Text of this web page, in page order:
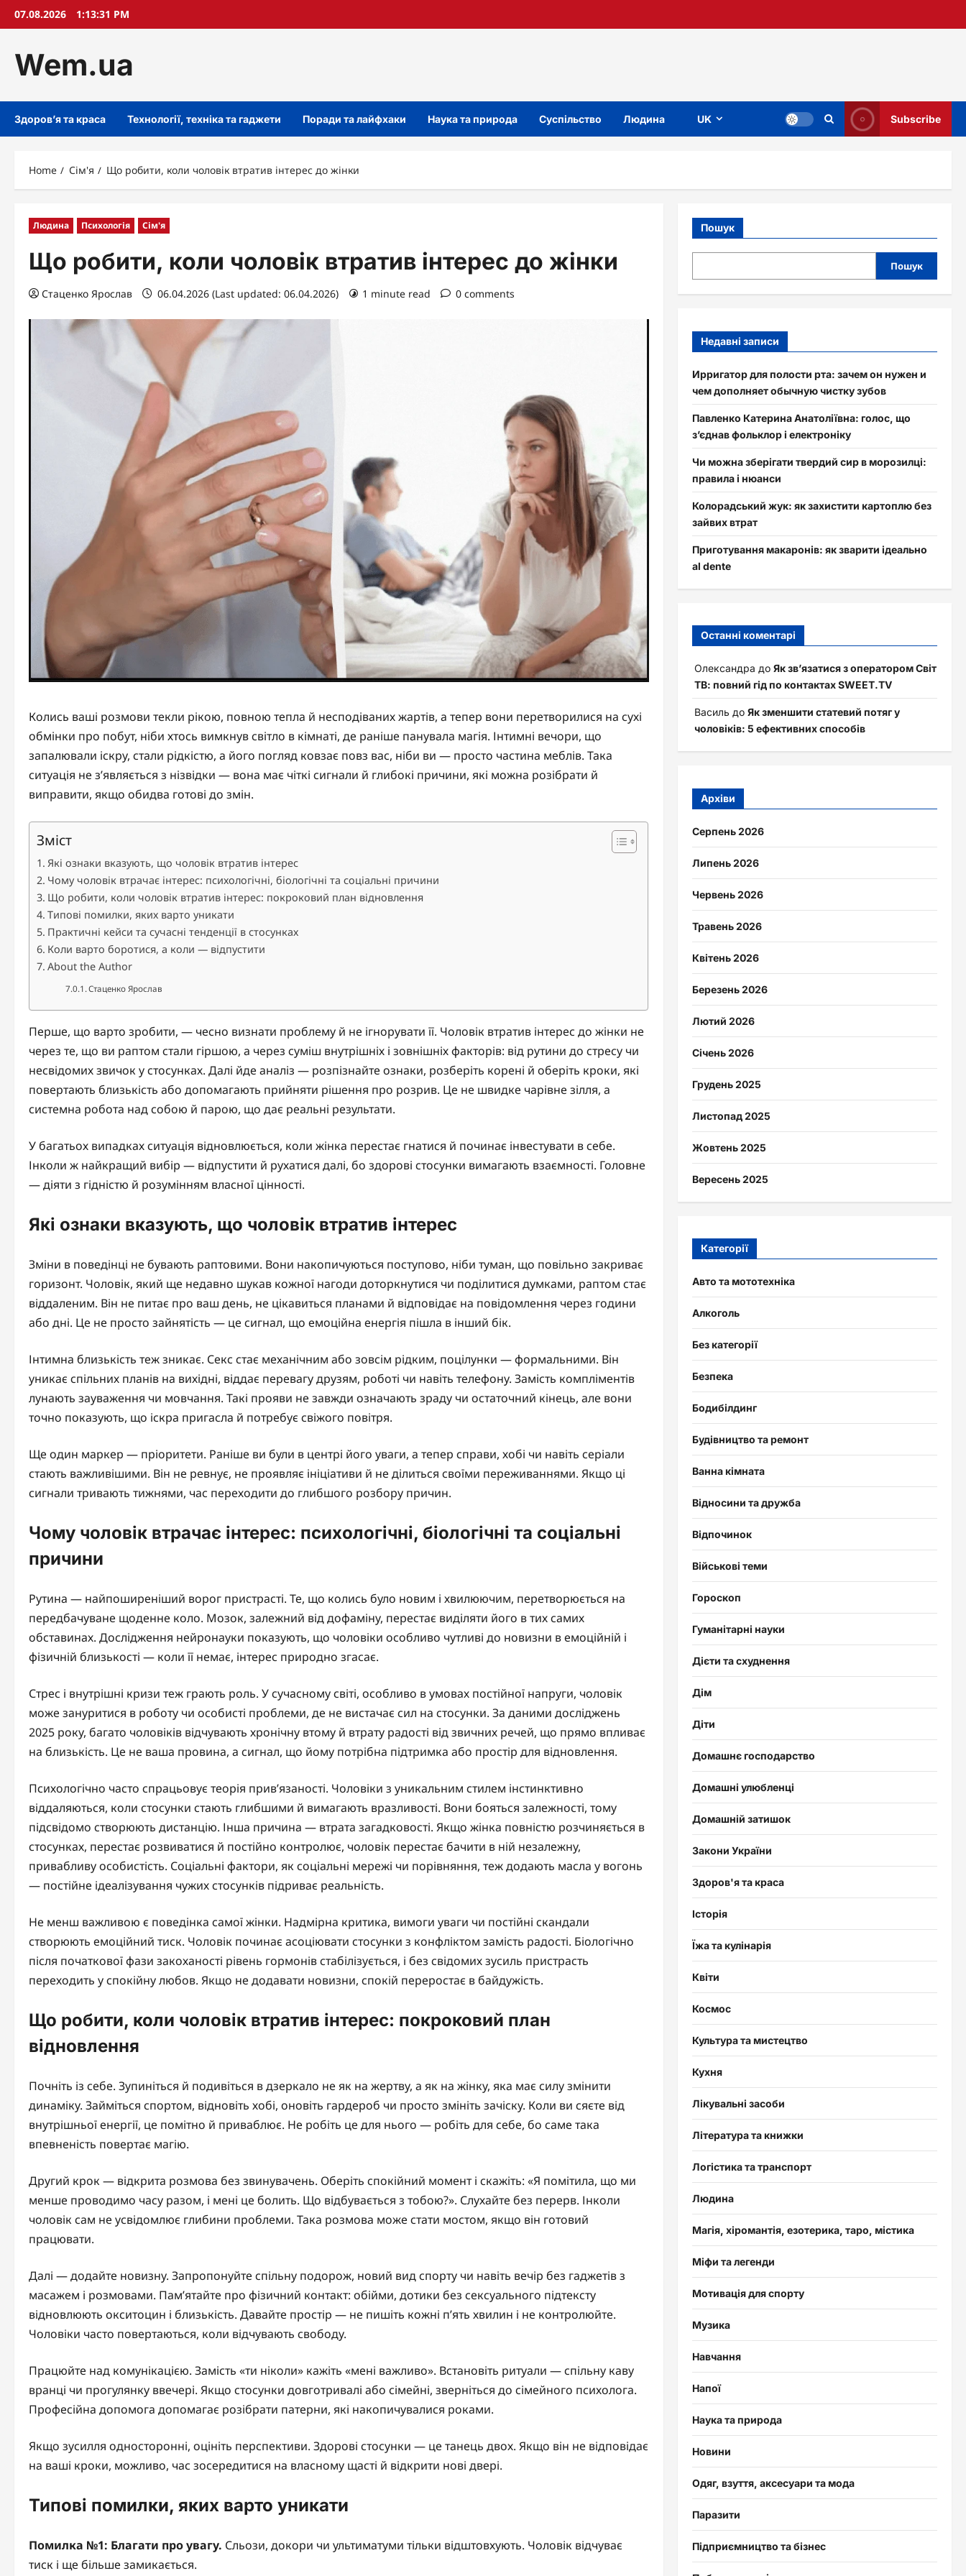
Skip07.08.2026 1:13:33 PM
Wem.ua
Здоров’я та краса Технології, техніка та гаджети Поради та лайфхаки Наука та природа Суспільство Людина UK Subscribe
Home Сім'я Що робити, коли чоловік втратив інтерес до жінки
Людина Психологія Сім'я
Що робити, коли чоловік втратив інтерес до жінки
Стаценко Ярослав 06.04.2026 (Last updated: 06.04.2026) 1 minute read 0 comments
Колись ваші розмови текли рікою, повною тепла й несподіваних жартів, а тепер вони перетворилися на сухі
обмінки про побут, ніби хтось вимкнув світло в кімнаті, де раніше панувала магія. Інтимні вечори, що
запалювали іскру, стали рідкістю, а його погляд ковзає повз вас, ніби ви — просто частина меблів. Така
ситуація не з’являється з нізвідки — вона має чіткі сигнали й глибокі причини, які можна розібрати й
виправити, якщо обидва готові до змін.
Зміст
Які ознаки вказують, що чоловік втратив інтерес
Чому чоловік втрачає інтерес: психологічні, біологічні та соціальні причини
Що робити, коли чоловік втратив інтерес: покроковий план відновлення
Типові помилки, яких варто уникати
Практичні кейси та сучасні тенденції в стосунках
Коли варто боротися, а коли — відпустити
About the Author
Стаценко Ярослав
Перше, що варто зробити, — чесно визнати проблему й не ігнорувати її. Чоловік втратив інтерес до жінки не
через те, що ви раптом стали гіршою, а через суміш внутрішніх і зовнішніх факторів: від рутини до стресу чи
несвідомих звичок у стосунках. Далі йде аналіз — розпізнайте ознаки, розберіть корені й оберіть кроки, які
повертають близькість або допомагають прийняти рішення про розрив. Це не швидке чарівне зілля, а
системна робота над собою й парою, що дає реальні результати.
У багатьох випадках ситуація відновлюється, коли жінка перестає гнатися й починає інвестувати в себе.
Інколи ж найкращий вибір — відпустити й рухатися далі, бо здорові стосунки вимагають взаємності. Головне
— діяти з гідністю й розумінням власної цінності.
Які ознаки вказують, що чоловік втратив інтерес
Зміни в поведінці не бувають раптовими. Вони накопичуються поступово, ніби туман, що повільно закриває
горизонт. Чоловік, який ще недавно шукав кожної нагоди доторкнутися чи поділитися думками, раптом стає
віддаленим. Він не питає про ваш день, не цікавиться планами й відповідає на повідомлення через години
або дні. Це не просто зайнятість — це сигнал, що емоційна енергія пішла в інший бік.
Інтимна близькість теж зникає. Секс стає механічним або зовсім рідким, поцілунки — формальними. Він
уникає спільних планів на вихідні, віддає перевагу друзям, роботі чи навіть телефону. Замість компліментів
лунають зауваження чи мовчання. Такі прояви не завжди означають зраду чи остаточний кінець, але вони
точно показують, що іскра пригасла й потребує свіжого повітря.
Ще один маркер — пріоритети. Раніше ви були в центрі його уваги, а тепер справи, хобі чи навіть серіали
стають важливішими. Він не ревнує, не проявляє ініціативи й не ділиться своїми переживаннями. Якщо ці
сигнали тривають тижнями, час переходити до глибшого розбору причин.
Чому чоловік втрачає інтерес: психологічні, біологічні та соціальні
причини
Рутина — найпоширеніший ворог пристрасті. Те, що колись було новим і хвилюючим, перетворюється на
передбачуване щоденне коло. Мозок, залежний від дофаміну, перестає виділяти його в тих самих
обставинах. Дослідження нейронауки показують, що чоловіки особливо чутливі до новизни в емоційній і
фізичній близькості — коли її немає, інтерес природно згасає.
Стрес і внутрішні кризи теж грають роль. У сучасному світі, особливо в умовах постійної напруги, чоловік
може зануритися в роботу чи особисті проблеми, де не вистачає сил на стосунки. За даними досліджень
2025 року, багато чоловіків відчувають хронічну втому й втрату радості від звичних речей, що прямо впливає
на близькість. Це не ваша провина, а сигнал, що йому потрібна підтримка або простір для відновлення.
Психологічно часто спрацьовує теорія прив’язаності. Чоловіки з уникальним стилем інстинктивно
віддаляються, коли стосунки стають глибшими й вимагають вразливості. Вони бояться залежності, тому
підсвідомо створюють дистанцію. Інша причина — втрата загадковості. Якщо жінка повністю розчиняється в
стосунках, перестає розвиватися й постійно контролює, чоловік перестає бачити в ній незалежну,
привабливу особистість. Соціальні фактори, як соціальні мережі чи порівняння, теж додають масла у вогонь
— постійне ідеалізування чужих стосунків підриває реальність.
Не менш важливою є поведінка самої жінки. Надмірна критика, вимоги уваги чи постійні скандали
створюють емоційний тиск. Чоловік починає асоціювати стосунки з конфліктом замість радості. Біологічно
після початкової фази закоханості рівень гормонів стабілізується, і без свідомих зусиль пристрасть
переходить у спокійну любов. Якщо не додавати новизни, спокій переростає в байдужість.
Що робити, коли чоловік втратив інтерес: покроковий план
відновлення
Почніть із себе. Зупиніться й подивіться в дзеркало не як на жертву, а як на жінку, яка має силу змінити
динаміку. Займіться спортом, відновіть хобі, оновіть гардероб чи просто змініть зачіску. Коли ви сяєте від
внутрішньої енергії, це помітно й приваблює. Не робіть це для нього — робіть для себе, бо саме така
впевненість повертає магію.
Другий крок — відкрита розмова без звинувачень. Оберіть спокійний момент і скажіть: «Я помітила, що ми
менше проводимо часу разом, і мені це болить. Що відбувається з тобою?». Слухайте без перерв. Інколи
чоловік сам не усвідомлює глибини проблеми. Така розмова може стати мостом, якщо він готовий
працювати.
Далі — додайте новизну. Запропонуйте спільну подорож, новий вид спорту чи навіть вечір без гаджетів з
масажем і розмовами. Пам’ятайте про фізичний контакт: обійми, дотики без сексуального підтексту
відновлюють окситоцин і близькість. Давайте простір — не пишіть кожні п’ять хвилин і не контролюйте.
Чоловіки часто повертаються, коли відчувають свободу.
Працюйте над комунікацією. Замість «ти ніколи» кажіть «мені важливо». Встановіть ритуали — спільну каву
вранці чи прогулянку ввечері. Якщо стосунки довготривалі або сімейні, зверніться до сімейного психолога.
Професійна допомога допомагає розібрати патерни, які накопичувалися роками.
Якщо зусилля односторонні, оцініть перспективи. Здорові стосунки — це танець двох. Якщо він не відповідає
на ваші кроки, можливо, час зосередитися на власному щасті й відкрити нові двері.
Типові помилки, яких варто уникати
Помилка №1: Благати про увагу. Сльози, докори чи ультиматуми тільки відштовхують. Чоловік відчуває
тиск і ще більше замикається.
Пошук
Пошук
Недавні записи
Ирригатор для полости рта: зачем он нужен и
чем дополняет обычную чистку зубов
Павленко Катерина Анатоліївна: голос, що
з’єднав фольклор і електроніку
Чи можна зберігати твердий сир в морозилці:
правила і нюанси
Колорадський жук: як захистити картоплю без
зайвих втрат
Приготування макаронів: як зварити ідеально
al dente
Останні коментарі
Олександра до Як зв’язатися з оператором Світ
ТВ: повний гід по контактах SWEET.TV
Василь до Як зменшити статевий потяг у
чоловіків: 5 ефективних способів
Архіви
Серпень 2026
Липень 2026
Червень 2026
Травень 2026
Квітень 2026
Березень 2026
Лютий 2026
Січень 2026
Грудень 2025
Листопад 2025
Жовтень 2025
Вересень 2025
Категорії
Авто та мототехніка
Алкоголь
Без категорії
Безпека
Бодибілдинг
Будівництво та ремонт
Ванна кімната
Відносини та дружба
Відпочинок
Військові теми
Гороскоп
Гуманітарні науки
Дієти та схуднення
Дім
Діти
Домашнє господарство
Домашні улюбленці
Домашній затишок
Закони України
Здоров'я та краса
Історія
Їжа та кулінарія
Квіти
Космос
Культура та мистецтво
Кухня
Лікувальні засоби
Література та книжки
Логістика та транспорт
Людина
Магія, хіромантія, езотерика, таро, містика
Міфи та легенди
Мотивація для спорту
Музика
Навчання
Напої
Наука та природа
Новини
Одяг, взуття, аксесуари та мода
Паразити
Підприємництво та бізнес